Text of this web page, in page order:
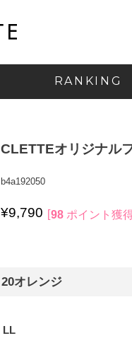
RANKING
CLETTEオリジナル
b4a192050
¥9,790 98 ポイント獲
20オレンジ
LL